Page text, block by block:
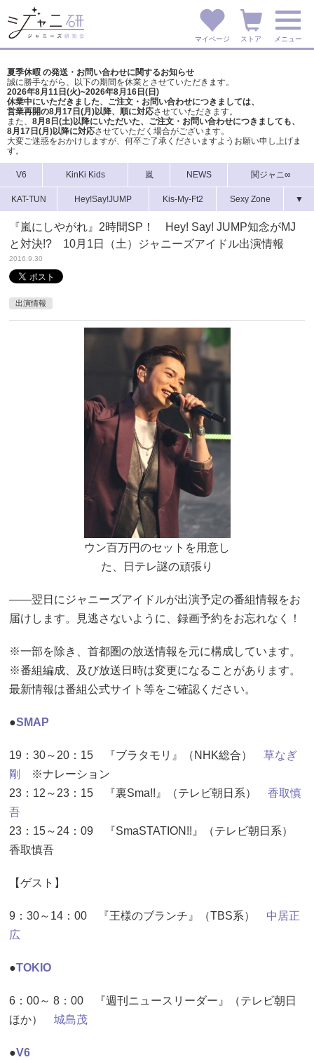
マイページ ストア メニュー
夏季休暇 の発送・お問い合わせに関するお知らせ
誠に勝手ながら、以下の期間を休業とさせていただきます。
2026年8月11日(火)~2026年8月16日(日)
休業中にいただきました、ご注文・お問い合わせにつきましては、
営業再開の8月17日(月)以降、順に対応させていただきます。
また、 8月8日(土)以降にいただいた、ご注文・ お問い合わせにつきましても、
8月17日(月)以降に対応させていただく場合がございます。
大変ご迷惑をおかけしますが、 何卒ご了承くださいますようお願い申し上げま
す。
V6 KinKi Kids 嵐 NEWS 関ジャニ∞
KAT-TUN Hey!Say!JUMP Kis-My-Ft2 Sexy Zone ▼
『嵐にしやがれ』2時間SP！ Hey! Say! JUMP知念がMJ
と対決!? 10月1日（土）ジャニーズアイドル出演情報
2016.9.30
出演情報
ウン百万円のセットを用意し
た、日テレ謎の頑張り
――翌日にジャニーズアイドルが出演予定の番組情報をお
届けします。見逃さないように、録画予約をお忘れなく！
※一部を除き、首都圏の放送情報を元に構成しています。
※番組編成、及び放送日時は変更になることがあります。
最新情報は番組公式サイト等をご確認ください。
●SMAP
19：30～20：15 『ブラタモリ』（NHK総合） 草なぎ
剛
※ナレーション
23：12～23：15 『裏Sma!!』（テレビ朝日系） 香取慎
吾
23：15～24：09 『SmaSTATION!!』（テレビ朝日系）
香取慎吾
【ゲスト】
9：30～14：00 『王様のブランチ』（TBS系） 中居正
広
●TOKIO
6：00～ 8：00 『週刊ニュースリーダー』（テレビ朝日
ほか） 城島茂
●V6